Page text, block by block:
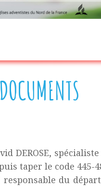
DEROSE,
taper le code 445-
responsable du